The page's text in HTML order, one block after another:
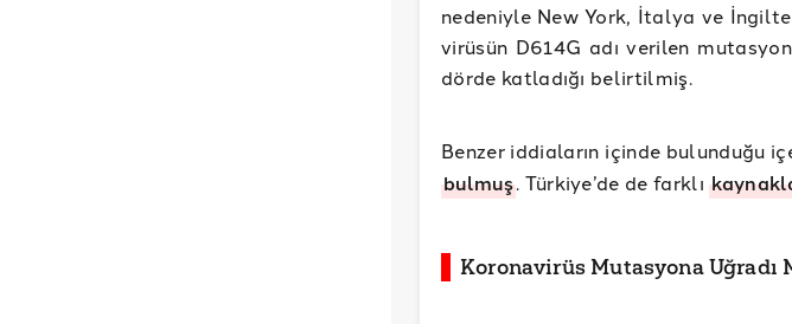
nedeniyle New York, İtalya ve
virüsün D614G adı verilen
dörde katladığı belirtilmiş.
Benzer iddiaların içinde bulunduğu
bulmuş. Türkiye’de de farklı
Koronavirüs Mutasyona Uğradı